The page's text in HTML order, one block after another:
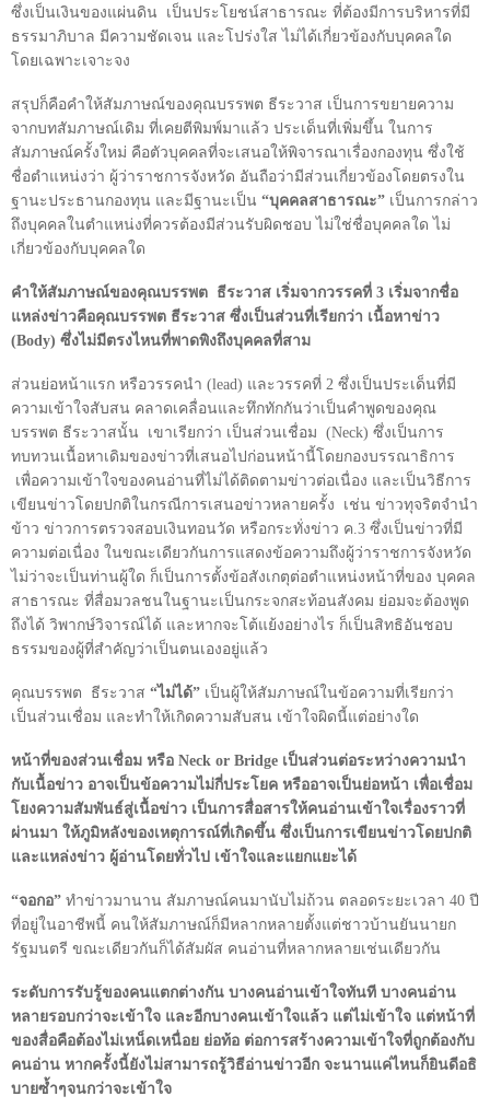
ซึ่งเป็นเงินของแผ่นดิน เป็นประโยชน์สาธารณะ ที่ต้องมีการบริหารที่มี
ธรรมาภิบาล มีความชัดเจน และโปร่งใส ไม่ได้เกี่ยวข้องกับบุคคลใด
โดยเฉพาะเจาะจง
สรุปก็คือคำให้สัมภาษณ์ของคุณบรรพต ธีระวาส เป็นการขยายความ
จากบทสัมภาษณ์เดิม ที่เคยตีพิมพ์มาแล้ว ประเด็นที่เพิ่มขึ้น ในการ
สัมภาษณ์ครั้งใหม่ คือตัวบุคคลที่จะเสนอให้พิจารณาเรื่องกองทุน ซึ่งใช้
ชื่อตำแหน่งว่า ผู้ว่าราชการจังหวัด อันถือว่ามีส่วนเกี่ยวข้องโดยตรงใน
ฐานะประธานกองทุน และมีฐานะเป็น “บุคคลสาธารณะ” เป็นการกล่าว
ถึงบุคคลในตำแหน่งที่ควรต้องมีส่วนรับผิดชอบ ไม่ใช่ชื่อบุคคลใด ไม่
เกี่ยวข้องกับบุคคลใด
คำให้สัมภาษณ์ของคุณบรรพต ธีระวาส เริ่มจากวรรคที่ 3 เริ่มจากชื่อ
แหล่งข่าวคือคุณบรรพต ธีระวาส ซึ่งเป็นส่วนที่เรียกว่า เนื้อหาข่าว
(Body) ซึ่งไม่มีตรงไหนที่พาดพิงถึงบุคคลที่สาม
ส่วนย่อหน้าแรก หรือวรรคนำ (lead) และวรรคที่ 2 ซึ่งเป็นประเด็นที่มี
ความเข้าใจสับสน คลาดเคลื่อนและทึกทักกันว่าเป็นคำพูดของคุณ
บรรพต ธีระวาสนั้น เขาเรียกว่า เป็นส่วนเชื่อม (Neck) ซึ่งเป็นการ
ทบทวนเนื้อหาเดิมของข่าวที่เสนอไปก่อนหน้านี้โดยกองบรรณาธิการ
เพื่อความเข้าใจของคนอ่านที่ไม่ได้ติดตามข่าวต่อเนื่อง และเป็นวิธีการ
เขียนข่าวโดยปกติในกรณีการเสนอข่าวหลายครั้ง เช่น ข่าวทุจริตจำนำ
ข้าว ข่าวการตรวจสอบเงินทอนวัด หรือกระทั่งข่าว ค. 3 ซึ่งเป็นข่าวที่มี
ความต่อเนื่อง ในขณะเดียวกันการแสดงข้อความถึงผู้ว่าราชการจังหวัด
ไม่ว่าจะเป็นท่านผู้ใด ก็เป็นการตั้งข้อสังเกตุต่อตำแหน่งหน้าที่ของ บุคคล
สาธารณะ ที่สื่อมวลชนในฐานะเป็นกระจกสะท้อนสังคม ย่อมจะต้องพูด
ถึงได้ วิพากษ์วิจารณ์ได้ และหากจะโต้แย้งอย่างไร ก็เป็นสิทธิอันชอบ
ธรรมของผู้ที่สำคัญว่าเป็นตนเองอยู่แล้ว
คุณบรรพต ธีระวาส “ไม่ได้” เป็นผู้ให้สัมภาษณ์ในข้อความที่เรียกว่า
เป็นส่วนเชื่อม และทำให้เกิดความสับสน เข้าใจผิดนี้แต่อย่างใด
หน้าที่ของส่วนเชื่อม หรือ Neck or Bridge เป็นส่วนต่อระหว่างความนำ
กับเนื้อข่าว อาจเป็นข้อความไม่กี่ประโยค หรืออาจเป็นย่อหน้า เพื่อเชื่อม
โยงความสัมพันธ์สู่เนื้อข่าว เป็นการสื่อสารให้คนอ่านเข้าใจเรื่องราวที่
ผ่านมา ให้ภูมิหลังของเหตุการณ์ที่เกิดขึ้น ซึ่งเป็นการเขียนข่าวโดยปกติ
และแหล่งข่าว ผู้อ่านโดยทั่วไป เข้าใจและแยกแยะได้
“จอกอ” ทำข่าวมานาน สัมภาษณ์คนมานับไม่ถ้วน ตลอดระยะเวลา 40 ปี
ที่อยู่ในอาชีพนี้ คนให้สัมภาษณ์ก็มีหลากหลายตั้งแต่ชาวบ้านยันนายก
รัฐมนตรี ขณะเดียวกันก็ได้สัมผัส คนอ่านที่หลากหลายเช่นเดียวกัน
ระดับการรับรู้ของคนแตกต่างกัน บางคนอ่านเข้าใจทันที บางคนอ่าน
หลายรอบกว่าจะเข้าใจ และอีกบางคนเข้าใจแล้ว แต่ไม่เข้าใจ แต่หน้าที่
ของสื่อคือต้องไม่เหน็ดเหนื่อย ย่อท้อ ต่อการสร้างความเข้าใจที่ถูกต้องกับ
คนอ่าน หากครั้งนี้ยังไม่สามารถรู้วิธีอ่านข่าวอีก จะนานแค่ไหนก็ยินดีอธิ
บายซ้ำๆจนกว่าจะเข้าใจ